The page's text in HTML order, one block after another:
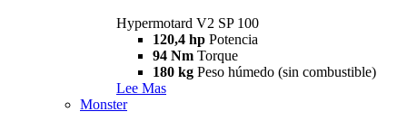
Hypermotard V2 SP 100
120,4 hp Potencia
94 Nm Torque
180 kg Peso húmedo (sin combustible)
Lee Mas
Monster